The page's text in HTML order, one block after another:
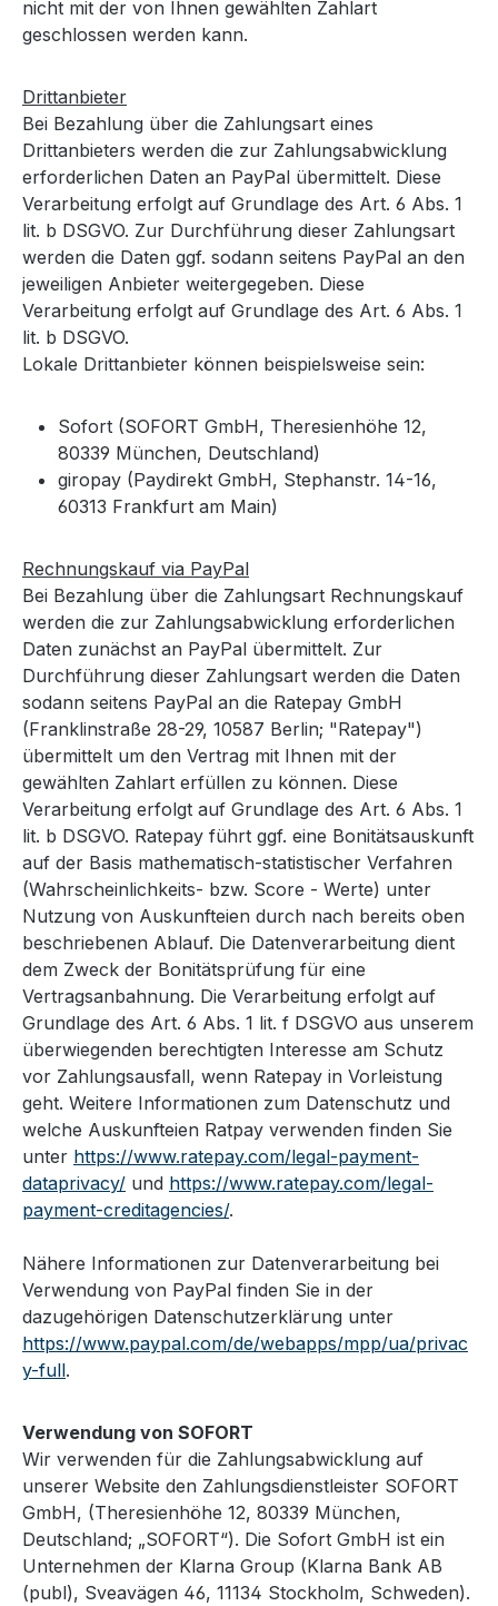
nicht mit der von Ihnen gewählten Zahlart
geschlossen werden kann.
Drittanbieter
Bei Bezahlung über die Zahlungsart eines
Drittanbieters werden die zur Zahlungsabwicklung
erforderlichen Daten an PayPal übermittelt. Diese
Verarbeitung erfolgt auf Grundlage des Art. 6 Abs. 1
lit. b DSGVO. Zur Durchführung dieser Zahlungsart
werden die Daten ggf. sodann seitens PayPal an den
jeweiligen Anbieter weitergegeben. Diese
Verarbeitung erfolgt auf Grundlage des Art. 6 Abs. 1
lit. b DSGVO.
Lokale Drittanbieter können beispielsweise sein:
Sofort (SOFORT GmbH, Theresienhöhe 12,
80339 München, Deutschland)
giropay (Paydirekt GmbH, Stephanstr. 14-16,
60313 Frankfurt am Main)
Rechnungskauf via PayPal
Bei Bezahlung über die Zahlungsart Rechnungskauf
werden die zur Zahlungsabwicklung erforderlichen
Daten zunächst an PayPal übermittelt. Zur
Durchführung dieser Zahlungsart werden die Daten
sodann seitens PayPal an die Ratepay GmbH
(Franklinstraße 28-29, 10587 Berlin; "Ratepay")
übermittelt um den Vertrag mit Ihnen mit der
gewählten Zahlart erfüllen zu können. Diese
Verarbeitung erfolgt auf Grundlage des Art. 6 Abs. 1
lit. b DSGVO. Ratepay führt ggf. eine Bonitätsauskunft
auf der Basis mathematisch-statistischer Verfahren
(Wahrscheinlichkeits- bzw. Score - Werte) unter
Nutzung von Auskunfteien durch nach bereits oben
beschriebenen Ablauf. Die Datenverarbeitung dient
dem Zweck der Bonitätsprüfung für eine
Vertragsanbahnung. Die Verarbeitung erfolgt auf
Grundlage des Art. 6 Abs. 1 lit. f DSGVO aus unserem
überwiegenden berechtigten Interesse am Schutz
vor Zahlungsausfall, wenn Ratepay in Vorleistung
geht. Weitere Informationen zum Datenschutz und
welche Auskunfteien Ratpay verwenden finden Sie
unter https://www.ratepay.com/legal-payment-
dataprivacy/ und https://www.ratepay.com/legal-
payment-creditagencies/.
Nähere Informationen zur Datenverarbeitung bei
Verwendung von PayPal finden Sie in der
dazugehörigen Datenschutzerklärung unter
https://www.paypal.com/de/webapps/mpp/ua/privac
y-full.
Verwendung von SOFORT
Wir verwenden für die Zahlungsabwicklung auf
unserer Website den Zahlungsdienstleister SOFORT
GmbH, (Theresienhöhe 12, 80339 München,
Deutschland; „SOFORT“). Die Sofort GmbH ist ein
Unternehmen der Klarna Group (Klarna Bank AB
(publ), Sveavägen 46, 11134 Stockholm, Schweden).